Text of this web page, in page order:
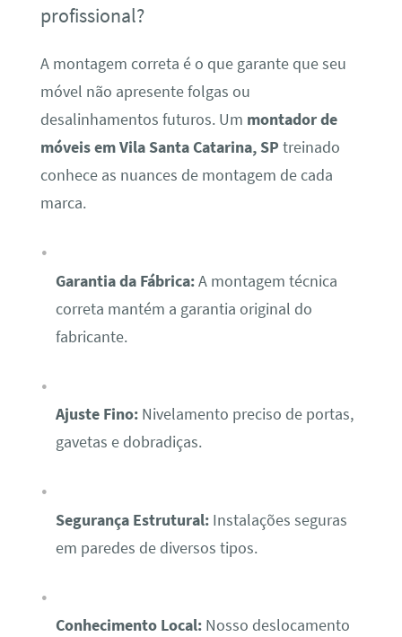
profissional?
A montagem correta é o que garante que seu
móvel não apresente folgas ou
desalinhamentos futuros. Um montador de
móveis em Vila Santa Catarina, SP treinado
conhece as nuances de montagem de cada
marca.
Garantia da Fábrica:A montagem técnica
correta mantém a garantia original do
fabricante.
Ajuste Fino:Nivelamento preciso de portas,
gavetas e dobradiças.
Segurança Estrutural:Instalações seguras
em paredes de diversos tipos.
Conhecimento Local:Nosso deslocamento